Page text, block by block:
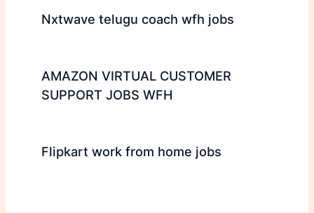
Nxtwave telugu coach wfh jobs
AMAZON VIRTUAL CUSTOMER
SUPPORT JOBS WFH
Flipkart work from home jobs